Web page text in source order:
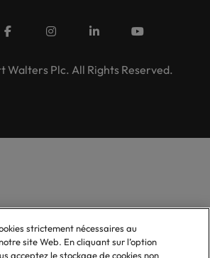
Walters Plc. All Rights Reserved.
strictement nécessaires au
site Web. En cliquant sur l’option
acceptez le stockage de cookies non